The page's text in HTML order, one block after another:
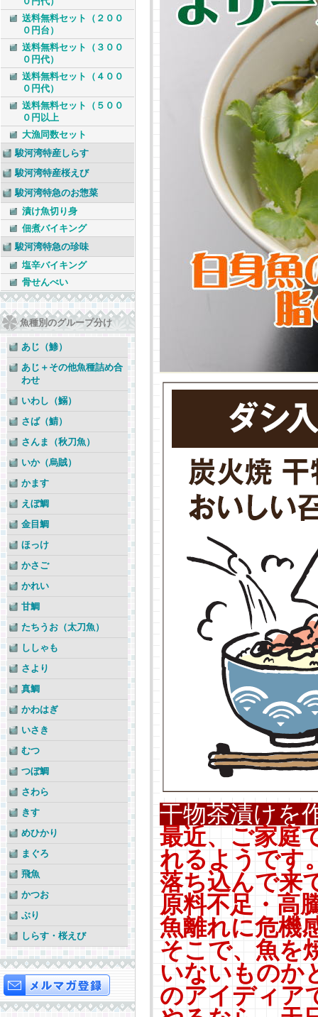
送料無料セット（２００
０円台）
送料無料セット（３００
０円代）
送料無料セット（４００
０円代）
送料無料セット（５００
０円以上
大漁同数セット
駿河湾特産しらす
駿河湾特産桜えび
駿河湾特急のお惣菜
漬け魚切り身
佃煮バイキング
駿河湾特急の珍味
塩辛バイキング
骨せんべい
魚種別のグループ分け
あじ（鯵）
あじ＋その他魚種詰め合
わせ
いわし（鰯）
さば（鯖）
さんま（秋刀魚）
いか（烏賊）
かます
えぼ鯛
金目鯛
ほっけ
かさご
かれい
甘鯛
たちうお（太刀魚）
ししゃも
さより
真鯛
かわはぎ
いさき
むつ
つぼ鯛
さわら
きす
めひかり
まぐろ
飛魚
かつお
ぶり
しらす・桜えび
干物茶漬け
最近、ご家庭
れるようです
落ち込んで来
原料不足・高
魚離れに危機
そこで、魚を
いないものか
のアイディア